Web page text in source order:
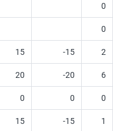
0
0
15 -15 2
20 -20 6
0 0 0
15 -15 1